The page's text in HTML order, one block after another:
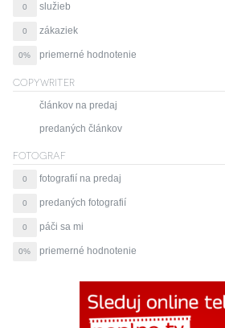
0 služieb
0 zákaziek
0% priemerné hodnotenie
COPYWRITER
článkov na predaj
predaných článkov
FOTOGRAF
0 fotografií na predaj
0 predaných fotografií
0 páči sa mi
0% priemerné hodnotenie